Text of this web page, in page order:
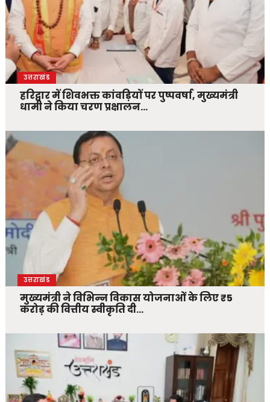
उत्तराखंड
हरिद्वार में शिवभक्त कांवड़ियों पर पुष्पवर्षा, मुख्यमंत्री
धामी ने किया चरण प्रक्षालन…
उत्तराखंड
मुख्यमंत्री ने विभिन्न विकास योजनाओं के लिए ₹5
करोड़ की वित्तीय स्वीकृति दी…